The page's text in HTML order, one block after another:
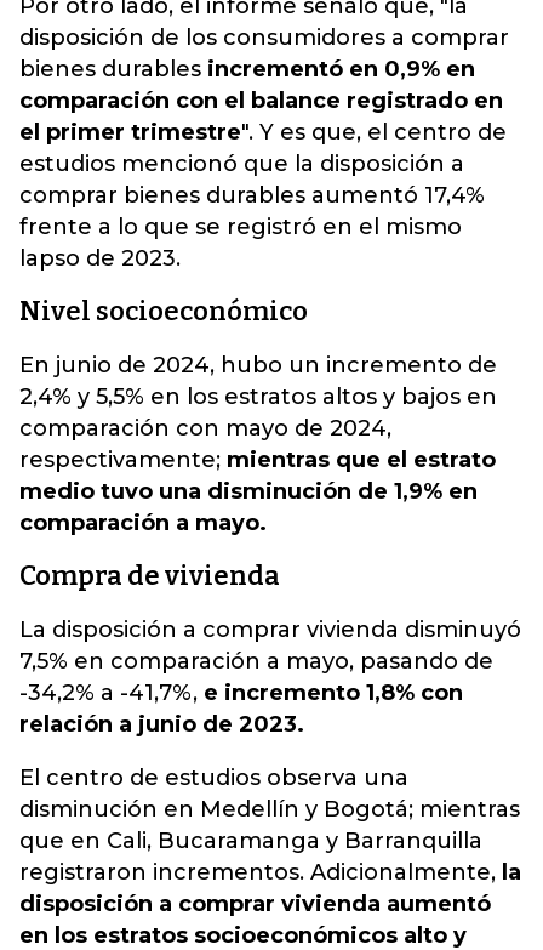
Por otro lado, el informe señaló que, "la
disposición de los consumidores a comprar
bienes durables incrementó en 0,9% en
comparación con el balance registrado en
el primer trimestre". Y es que, el centro de
estudios mencionó que la disposición a
comprar bienes durables aumentó 17,4%
frente a lo que se registró en el mismo
lapso de 2023.
Nivel socioeconómico
En junio de 2024, hubo un incremento de
2,4% y 5,5% en los estratos altos y bajos en
comparación con mayo de 2024,
respectivamente; mientras que el estrato
medio tuvo una disminución de 1,9% en
comparación a mayo.
Compra de vivienda
La disposición a comprar vivienda disminuyó
7,5% en comparación a mayo, pasando de
-34,2% a -41,7%, e incremento 1,8% con
relación a junio de 2023.
El centro de estudios observa una
disminución en Medellín y Bogotá; mientras
que en Cali, Bucaramanga y Barranquilla
registraron incrementos. Adicionalmente, la
disposición a comprar vivienda aumentó
en los estratos socioeconómicos alto y